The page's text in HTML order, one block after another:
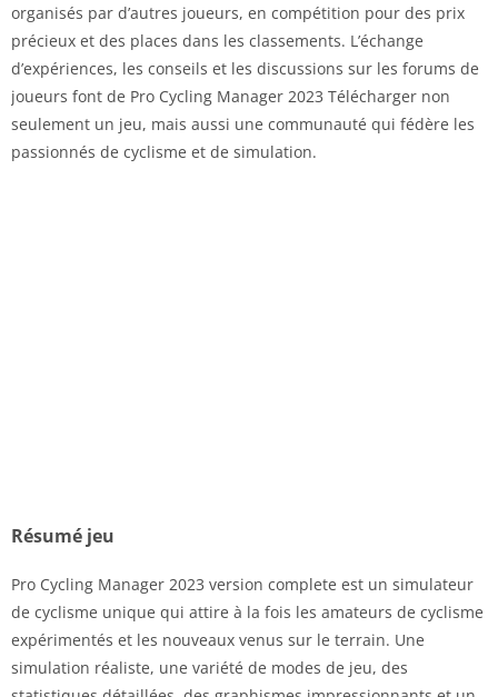
organisés par d’autres joueurs, en compétition pour des prix
précieux et des places dans les classements. L’échange
d’expériences, les conseils et les discussions sur les forums de
joueurs font de Pro Cycling Manager 2023 Télécharger non
seulement un jeu, mais aussi une communauté qui fédère les
passionnés de cyclisme et de simulation.
Résumé jeu
Pro Cycling Manager 2023 version complete est un simulateur
de cyclisme unique qui attire à la fois les amateurs de cyclisme
expérimentés et les nouveaux venus sur le terrain. Une
simulation réaliste, une variété de modes de jeu, des